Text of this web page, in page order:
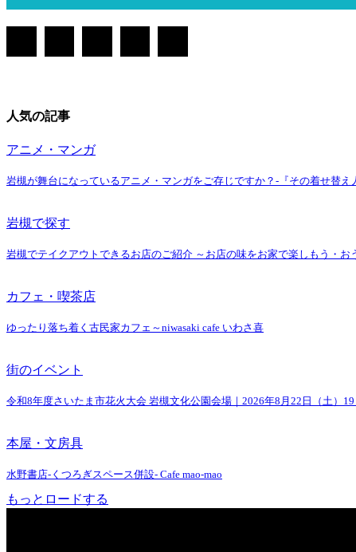
人気の記事
アニメ・マンガ
岩槻が舞台になっているアニメ・マンガをご存じですか？-『その着せ替え
岩槻で探す
岩槻でテイクアウトできるお店のご紹介 ～お店の味をお家で楽しもう・お
カフェ・喫茶店
ゆったり落ち着く古民家カフェ～niwasaki cafe いわさ喜
街のイベント
令和8年度さいたま市花火大会 岩槻文化公園会場｜2026年8月22日（土）19
本屋・文房具
水野書店-くつろぎスペース併設- Cafe mao-mao
もっとロードする